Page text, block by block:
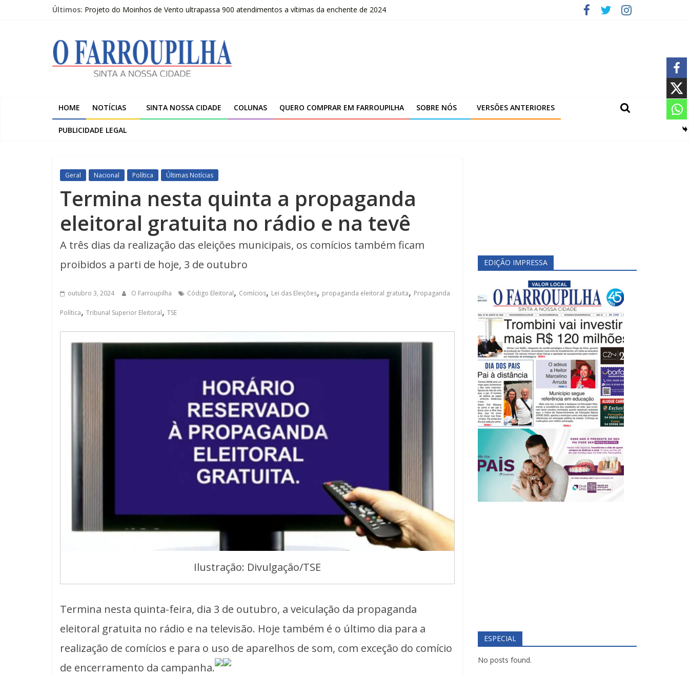
Últimos: Projeto do Moinhos de Vento ultrapassa 900 atendimentos a vítimas da enchente de 2024
Sicredi Serrana promove formação para profissionais de Apaes
Farroupilha recebe o 5º Festival de Inverno da Escola Pública de Música
O
Farroupilha
Nossa
Cidade
HOME NOTÍCIAS SINTA NOSSA CIDADE COLUNAS QUERO COMPRAR EM FARROUPILHA SOBRE NÓS VERSÕES ANTERIORES
PUBLICIDADE LEGAL
Geral Nacional Política Últimas Notícias
Termina nesta quinta a propaganda
eleitoral gratuita no rádio e na tevê
A três dias da realização das eleições municipais, os comícios também ficam
proibidos a parti de hoje, 3 de outubro
outubro 3, 2024 O Farroupilha Código Eleitoral, Comícios, Lei das Eleições, propaganda eleitoral gratuita, Propaganda
Política, Tribunal Superior Eleitoral, TSE
Ilustração: Divulgação/TSE
Termina nesta quinta-feira, dia 3 de outubro, a veiculação da propaganda
eleitoral gratuita no rádio e na televisão. Hoje também é o último dia para a
realização de comícios e para o uso de aparelhos de som, com exceção do comício
de encerramento da campanha.
EDIÇÃO IMPRESSA
ESPECIAL
No posts found.